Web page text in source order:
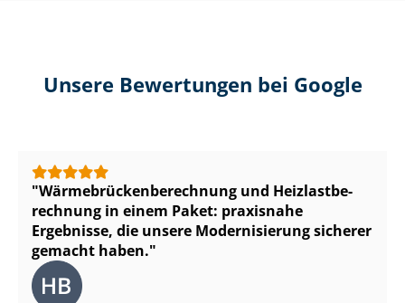
Unsere Bewertungen bei Google
Wär­me­brü­cken­be­rech­nung und Heiz­last­be­
rech­nung in einem Paket: praxisnahe
Ergebnisse, die unsere Modernisierung sicherer
gemacht haben.